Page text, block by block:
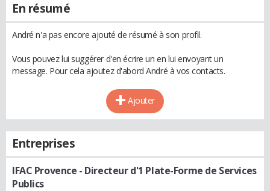
En résumé
André n'a pas encore ajouté de résumé à son profil.
Vous pouvez lui suggérer d'en écrire un en lui envoyant un
message. Pour cela ajoutez d'abord André à vos contacts.
Ajouter
Entreprises
IFAC Provence - Directeur d'1 Plate-Forme de Services
Publics